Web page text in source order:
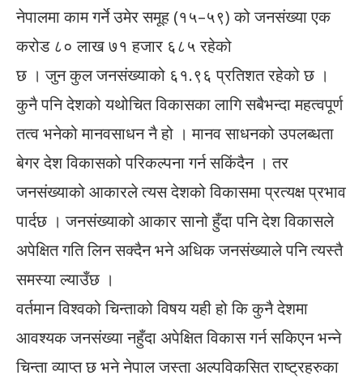
नेपालमा काम गर्ने उमेर समूह (१५–५९) को जनसंख्या एक
करोड ८० लाख ७१ हजार ६८५ रहेको
छ । जुन कुल जनसंख्याको ६१.९६ प्रतिशत रहेको छ ।
कुनै पनि देशको यथोचित विकासका लागि सबैभन्दा महत्वपूर्ण
तत्व भनेको मानवसाधन नै हो । मानव साधनको उपलब्धता
बेगर देश विकासको परिकल्पना गर्न सकिंदैन । तर
जनसंख्याको आकारले त्यस देशको विकासमा प्रत्यक्ष प्रभाव
पार्दछ । जनसंख्याको आकार सानो हुँदा पनि देश विकासले
अपेक्षित गति लिन सक्दैन भने अधिक जनसंख्याले पनि त्यस्तै
समस्या ल्याउँछ ।
वर्तमान विश्वको चिन्ताको विषय यही हो कि कुनै देशमा
आवश्यक जनसंख्या नहुँदा अपेक्षित विकास गर्न सकिएन भन्ने
चिन्ता व्याप्त छ भने नेपाल जस्ता अल्पविकसित राष्ट्रहरुका